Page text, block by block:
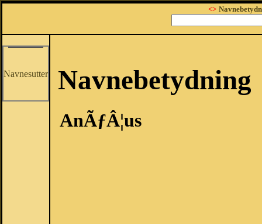
<>
Navnesutter Navnebetydning
AnÃƒÂ¦us